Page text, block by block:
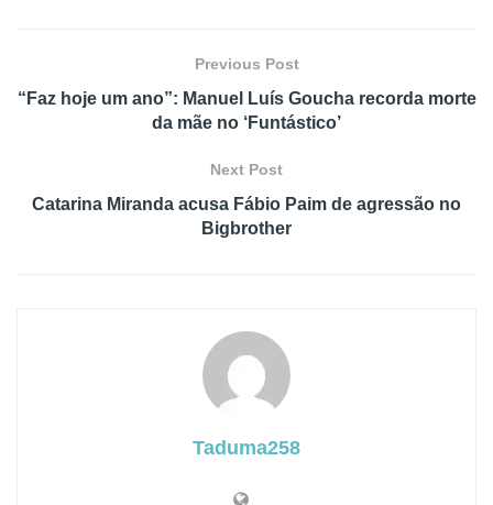
Previous Post
“Faz hoje um ano”: Manuel Luís Goucha recorda morte
da mãe no ‘Funtástico’
Next Post
Catarina Miranda acusa Fábio Paim de agressão no
Bigbrother
Taduma258